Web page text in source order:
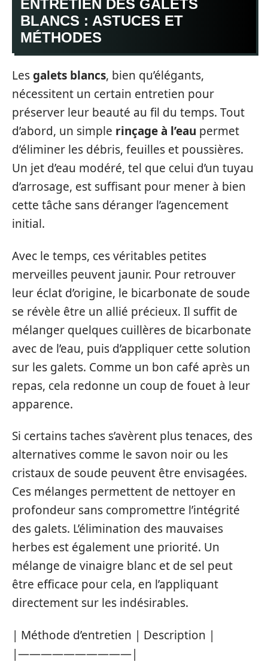
ENTRETIEN DES GALETS
BLANCS : ASTUCES ET
MÉTHODES
Lesgalets blancs, bien qu’élégants,
nécessitent un certain entretien pour
préserver leur beauté au fil du temps. Tout
d’abord, un simple rinçage à l’eau permet
d’éliminer les débris, feuilles et poussières.
Un jet d’eau modéré, tel que celui d’un tuyau
d’arrosage, est suffisant pour mener à bien
cette tâche sans déranger l’agencement
initial.
Avec le temps, ces véritables petites
merveilles peuvent jaunir. Pour retrouver
leur éclat d’origine, le bicarbonate de soude
se révèle être un allié précieux. Il suffit de
mélanger quelques cuillères de bicarbonate
avec de l’eau, puis d’appliquer cette solution
sur les galets. Comme un bon café après un
repas, cela redonne un coup de fouet à leur
apparence.
Si certains taches s’avèrent plus tenaces, des
alternatives comme le savon noir ou les
cristaux de soude peuvent être envisagées.
Ces mélanges permettent de nettoyer en
profondeur sans compromettre l’intégrité
des galets. L’élimination des mauvaises
herbes est également une priorité. Un
mélange de vinaigre blanc et de sel peut
être efficace pour cela, en l’appliquant
directement sur les indésirables.
| Méthode d’entretien | Description |
|——————————|